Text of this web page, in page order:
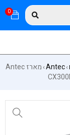
0
›
Antec
›
מארז Antec